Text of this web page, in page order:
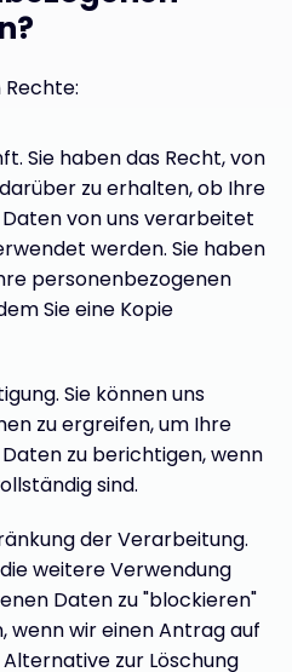
Sie haben das Recht, von
zu erhalten, ob Ihre
von uns verarbeitet
werden. Sie haben
personenbezogenen
Sie eine Kopie
Sie können uns
zu ergreifen, um Ihre
zu berichtigen, wenn
sind.
der Verarbeitung.
weitere Verwendung
Daten zu "blockieren"
wenn wir einen Antrag auf
zur Löschung